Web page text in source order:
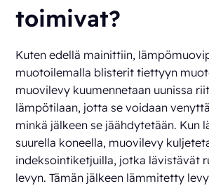
toimivat?
Kuten edellä mainittiin,
muotoilemalla blisterit tiettyyn
muovilevy kuumennetaan uunissa
lämpötilaan, jotta se voidaan
minkä jälkeen se jäähdytetään. Kun
suurella koneella, muovilevy
indeksointiketjuilla, jotka lävistävät
levyn. Tämän jälkeen lämmitetty